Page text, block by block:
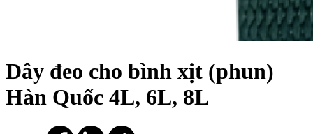
Dây đeo cho bình xịt (phun)
Hàn Quốc 4L, 6L, 8L